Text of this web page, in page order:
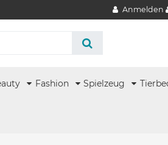
Anmelden
Fashion Spielzeug